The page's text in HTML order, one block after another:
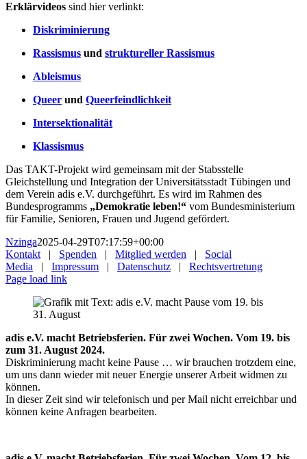
Erklärvideos sind hier verlinkt:
Diskriminierung
Rassismus und struktureller Rassismus
Ableismus
Queer und Queerfeindlichkeit
Intersektionalität
Klassismus
Das TAKT-Projekt wird gemeinsam mit der Stabsstelle
Gleichstellung und Integration der Universitätsstadt Tübingen und
dem Verein adis e.V. durchgeführt. Es wird im Rahmen des
Bundesprogramms „Demokratie leben!“ vom Bundesministerium
für Familie, Senioren, Frauen und Jugend gefördert.
Nzinga2025-04-29T07:17:59+00:00
Kontakt| Spenden | Mitglied werden | Social
Media | Impressum | Datenschutz | Rechtsvertretung
Page load link
adis e.V. macht Betriebsferien. Für zwei Wochen. Vom 19. bis
zum 31. August 2024.
Diskriminierung macht keine Pause … wir brauchen trotzdem eine,
um uns dann wieder mit neuer Energie unserer Arbeit widmen zu
können.
In dieser Zeit sind wir telefonisch und per Mail nicht erreichbar und
können keine Anfragen bearbeiten.